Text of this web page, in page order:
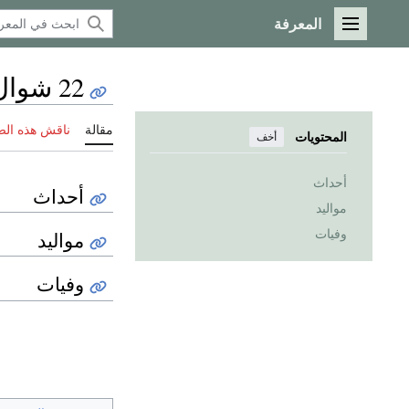
القائمة الرئيسية
المعرفة
المحتويات أخف
أحداث
مواليد
وفيات
22 شوال
مقالة ناقش هذه
أحداث
مواليد
وفيات